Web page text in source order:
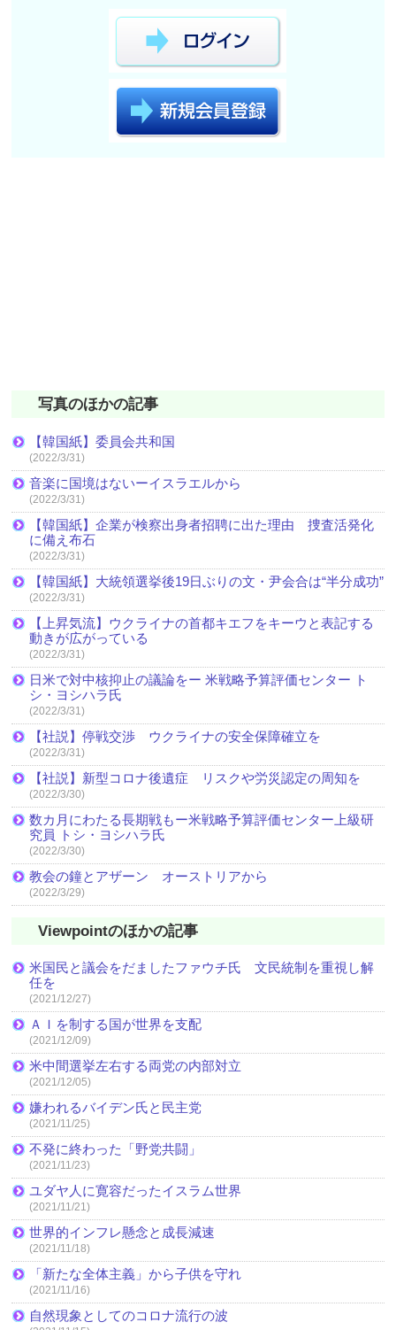
写真のほかの記事
【韓国紙】委員会共和国
(2022/3/31)
音楽に国境はないーイスラエルから
(2022/3/31)
【韓国紙】企業が検察出身者招聘に出た理由 捜査活発化
に備え布石
(2022/3/31)
【韓国紙】大統領選挙後19日ぶりの文・尹会合は“半分成功”
(2022/3/31)
【上昇気流】ウクライナの首都キエフをキーウと表記する
動きが広がっている
(2022/3/31)
日米で対中核抑止の議論をー 米戦略予算評価センター ト
シ・ヨシハラ氏
(2022/3/31)
【社説】停戦交渉 ウクライナの安全保障確立を
(2022/3/31)
【社説】新型コロナ後遺症 リスクや労災認定の周知を
(2022/3/30)
数カ月にわたる長期戦もー米戦略予算評価センター上級研
究員 トシ・ヨシハラ氏
(2022/3/30)
教会の鐘とアザーン オーストリアから
(2022/3/29)
Viewpointのほかの記事
米国民と議会をだましたファウチ氏 文民統制を重視し解
任を
(2021/12/27)
ＡＩを制する国が世界を支配
(2021/12/09)
米中間選挙左右する両党の内部対立
(2021/12/05)
嫌われるバイデン氏と民主党
(2021/11/25)
不発に終わった「野党共闘」
(2021/11/23)
ユダヤ人に寛容だったイスラム世界
(2021/11/21)
世界的インフレ懸念と成長減速
(2021/11/18)
「新たな全体主義」から子供を守れ
(2021/11/16)
自然現象としてのコロナ流行の波